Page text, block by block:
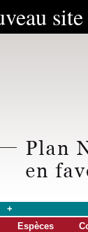
+
Espèces